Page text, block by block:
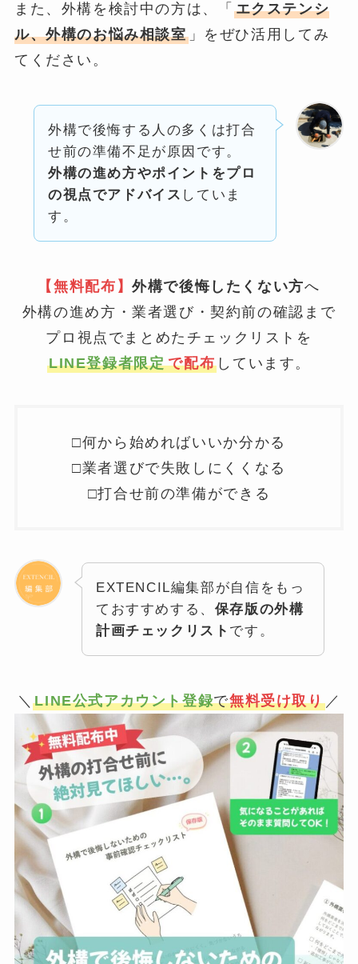
また、外構を検討中の方は、「 エクステンシ
ル、外構のお悩み相談室」をぜひ活用してみ
てください。
外構で後悔する人の多くは打合
せ前の準備不足が原因です。
外構の進め方やポイントをプロ
の視点でアドバイス していま
す。
【無料配布】外構で後悔したくない方へ
外構の進め方・業者選び・契約前の確認まで
プロ視点でまとめたチェックリストを
LINE登録者限定 で配布 しています。
□何から始めればいいか分かる
□業者選びで失敗しにくくなる
□打合せ前の準備ができる
EXTENCIL編集部が自信をもっ
ておすすめする、 保存版の外構
計画チェックリスト です。
＼LINE公式アカウント登録で無料受け取り／